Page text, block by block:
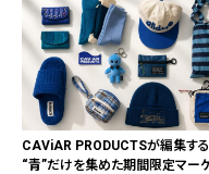
CAViAR PRODUCTSが編集する
“青”だけを集めた期間限定マー